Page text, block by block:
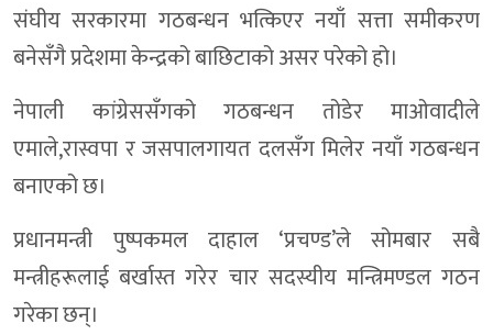
संघीय सरकारमा गठबन्धन भत्किएर नयाँ सत्ता समीकरण
बनेसँगै प्रदेशमा केन्द्रको बाछिटाको असर परेको हो।
नेपाली कांग्रेससँगको गठबन्धन तोडेर माओवादीले
एमाले,रास्वपा र जसपालगायत दलसँग मिलेर नयाँ गठबन्धन
बनाएको छ।
प्रधानमन्त्री पुष्पकमल दाहाल ‘प्रचण्ड’ले सोमबार सबै
मन्त्रीहरूलाई बर्खास्त गरेर चार सदस्यीय मन्त्रिमण्डल गठन
गरेका छन्।